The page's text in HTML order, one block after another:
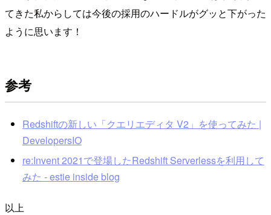
てきた私からしては今後の採用のハードルがグッと下がった
ように思います！
参考
Redshiftの新しい「クエリエディタ V2」を使ってみた |
DevelopersIO
re:Invent 2021で登場したRedshift Serverlessを利用して
みた - estie inside blog
以上